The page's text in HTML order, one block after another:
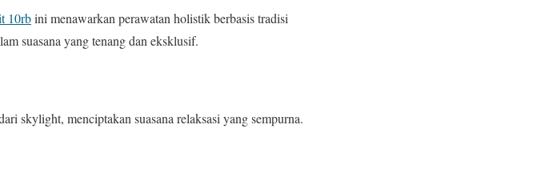
10rbini menawarkan perawatan holistik berbasis tradisi
suasana yang tenang dan eksklusif.
skylight, menciptakan suasana relaksasi yang sempurna.